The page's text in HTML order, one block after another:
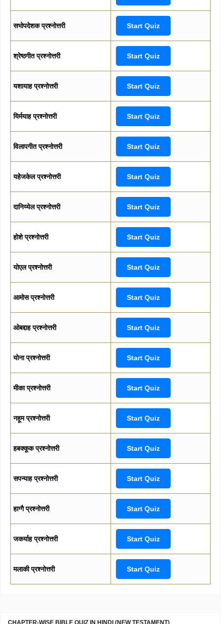
सभोपदेशक प्रश्नोत्तरी Start Quiz
श्रेष्ठगीत प्रश्नोत्तरी Start Quiz
यशायाह प्रश्नोत्तरी Start Quiz
यिर्मयाह प्रश्नोत्तरी Start Quiz
विलापगीत प्रश्नोत्तरी Start Quiz
यहेजकेल प्रश्नोत्तरी Start Quiz
दानिय्येल प्रश्नोत्तरी Start Quiz
होशे प्रश्नोत्तरी Start Quiz
योएल प्रश्नोत्तरी Start Quiz
आमोस प्रश्नोत्तरी Start Quiz
ओबद्दाह प्रश्नोत्तरी Start Quiz
योना प्रश्नोत्तरी Start Quiz
मीका प्रश्नोत्तरी Start Quiz
नहूम प्रश्नोत्तरी Start Quiz
हबक्कूक प्रश्नोत्तरी Start Quiz
सपन्याह प्रश्नोत्तरी Start Quiz
हाग्गै प्रश्नोत्तरी Start Quiz
जकर्याह प्रश्नोत्तरी Start Quiz
मलाकी प्रश्नोत्तरी Start Quiz
CHAPTER-WISE BIBLE QUIZ IN HINDI (NEW TESTAMENT)